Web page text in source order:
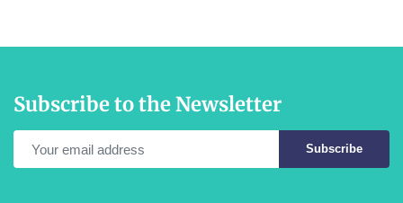
Subscribe to the Newsletter
Subscribe